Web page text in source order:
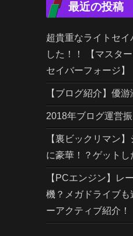
最近の投稿
超貴重なライトセイ
した！！ 【マスタ
セイバーフォージ】
【ブログ紹介】優游
2018年ブログ運営振
【裏ビックリマン
に豪華！？ゲットし
【PCエンジン】レ
機？メガドライブ
ーアクティブ紹介！